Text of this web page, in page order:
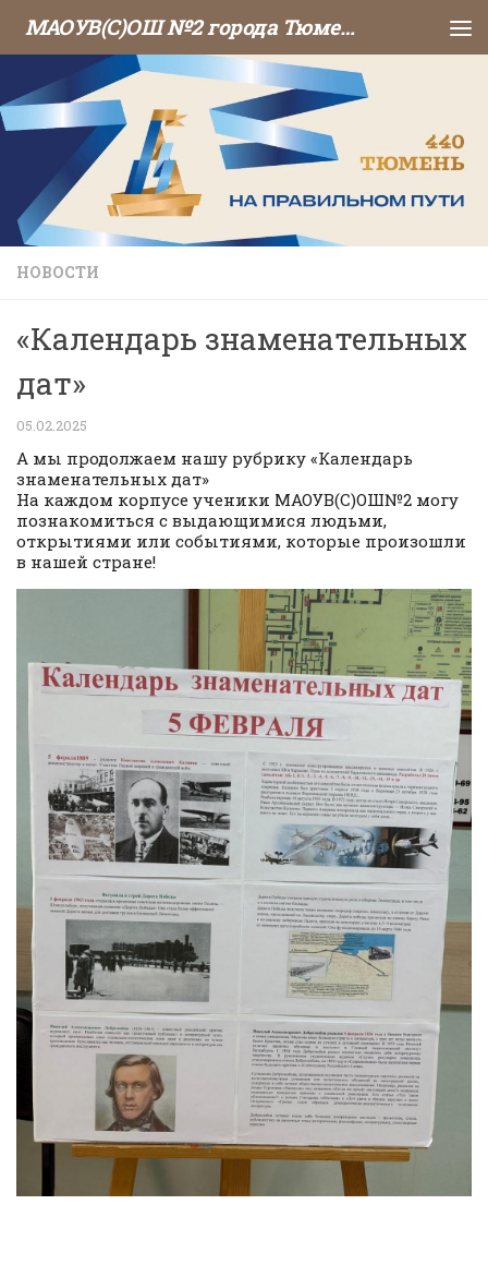
Перейти к содержимому МАОУВ(С)ОШ №2 города Тюмени
НОВОСТИ
«Календарь знаменательных
дат»
05.02.2025
А мы продолжаем нашу рубрику «Календарь
знаменательных дат»
На каждом корпусе ученики МАОУВ(С)ОШ№2 могу
познакомиться с выдающимися людьми,
открытиями или событиями, которые произошли
в нашей стране!